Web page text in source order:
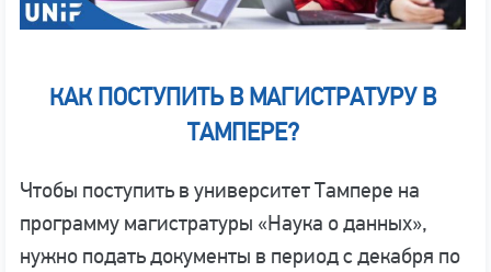
КАК ПОСТУПИТЬ В МАГИСТРАТУРУ В
ТАМПЕРЕ?
Чтобы поступить в университет Тампере на
программу магистратуры «Наука о данных»,
нужно подать документы в период с декабря по